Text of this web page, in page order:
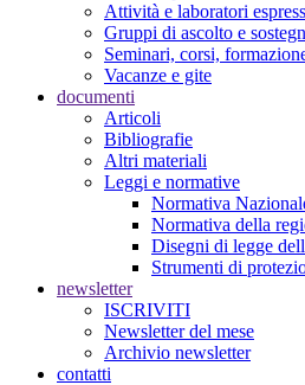
Attività e laboratori
Gruppi di ascolto e
Seminari, corsi,
Vacanze e gite
documenti
Articoli
Bibliografie
Altri materiali
Leggi e normative
Normativa
Normativa della
Disegni di legge
Strumenti di
newsletter
ISCRIVITI
Newsletter del mese
Archivio newsletter
contatti